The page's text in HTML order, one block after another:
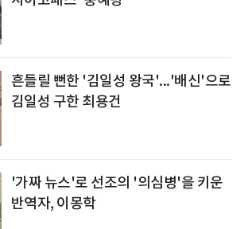
흔들릴 뻔한 '김일성 왕국'...'배신'으로
김일성 구한 최용건
'가짜 뉴스'로 선조의 '의심병'을 키운
반역자, 이몽학